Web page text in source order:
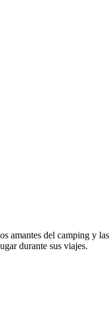
del camping y
durante sus viajes.